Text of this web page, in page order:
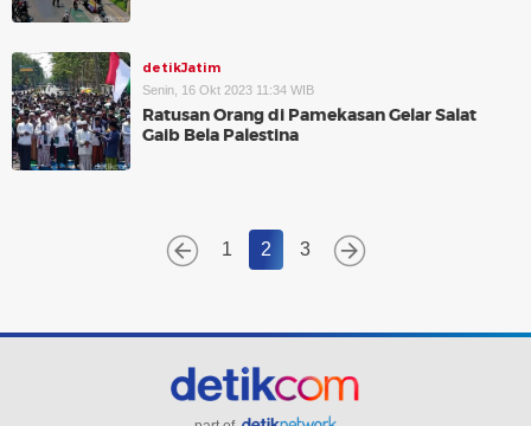
detikJatim
Senin, 16 Okt 2023 11:34 WIB
Ratusan Orang di Pamekasan Gelar Salat
Gaib Bela Palestina
1 2 3